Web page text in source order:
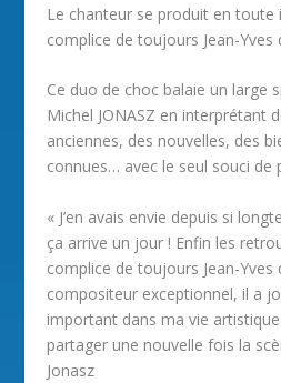
Le chanteur se produit en toute
complice de toujours Jean-Yves
Ce duo de choc balaie un large
Michel JONASZ en interprétant
anciennes, des nouvelles, des
connues… avec le seul souci de
« J’en avais envie depuis si
ça arrive un jour ! Enfin les
complice de toujours Jean-Yves
compositeur exceptionnel, il a
important dans ma vie
partager une nouvelle fois la
Jonasz